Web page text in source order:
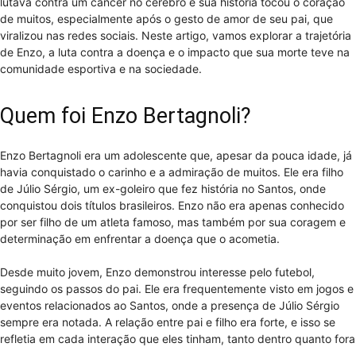
de muitos, especialmente após o gesto de amor de seu pai, que
viralizou nas redes sociais. Neste artigo, vamos explorar a trajetória
de Enzo, a luta contra a doença e o impacto que sua morte teve na
comunidade esportiva e na sociedade.
Quem foi Enzo Bertagnoli?
Enzo Bertagnoli era um adolescente que, apesar da pouca idade, já
havia conquistado o carinho e a admiração de muitos. Ele era filho
de Júlio Sérgio, um ex-goleiro que fez história no Santos, onde
conquistou dois títulos brasileiros. Enzo não era apenas conhecido
por ser filho de um atleta famoso, mas também por sua coragem e
determinação em enfrentar a doença que o acometia.
Desde muito jovem, Enzo demonstrou interesse pelo futebol,
seguindo os passos do pai. Ele era frequentemente visto em jogos e
eventos relacionados ao Santos, onde a presença de Júlio Sérgio
sempre era notada. A relação entre pai e filho era forte, e isso se
refletia em cada interação que eles tinham, tanto dentro quanto fora